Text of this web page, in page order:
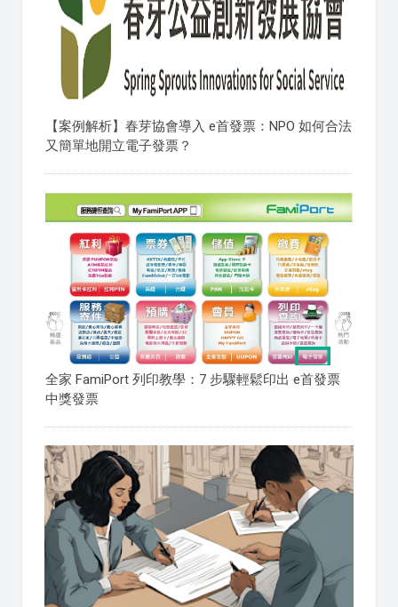
【案例解析】春芽協會導入 e首發票：NPO 如何合法
又簡單地開立電子發票？
全家 FamiPort 列印教學：7 步驟輕鬆印出 e首發票
中獎發票